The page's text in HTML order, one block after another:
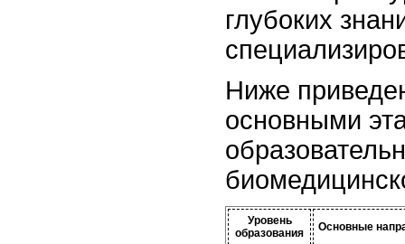
глубоких
Ниже
основными
Уровень
образования
Основные